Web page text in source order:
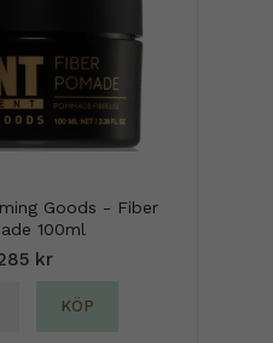
Goods - Fiber
100ml
kr
KÖP